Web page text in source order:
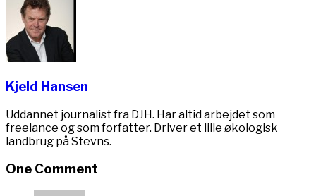
Kjeld Hansen
Uddannet journalist fra DJH. Har altid arbejdet som
freelance og som forfatter. Driver et lille økologisk
landbrug på Stevns.
One Comment